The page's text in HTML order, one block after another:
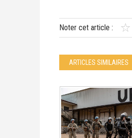
Noter cet article :
ARTICLES SIMILAIRES